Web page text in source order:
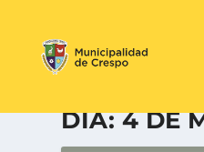
DÍA:4 DE